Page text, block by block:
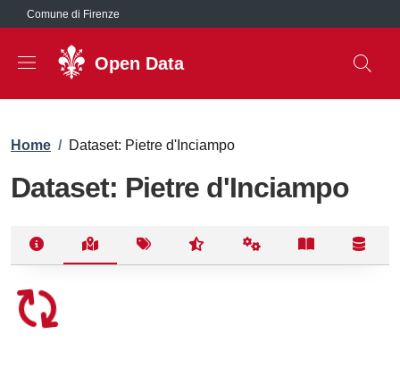
Salta al contenuto principale
Comune di Firenze
Open Data
Briciole di pane
Home / Dataset: Pietre d'Inciampo
Dataset: Pietre d'Inciampo